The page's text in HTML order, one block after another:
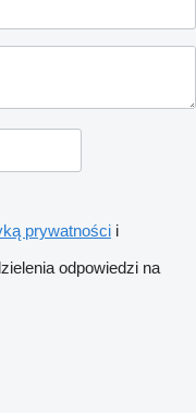
prywatności i
odpowiedzi na